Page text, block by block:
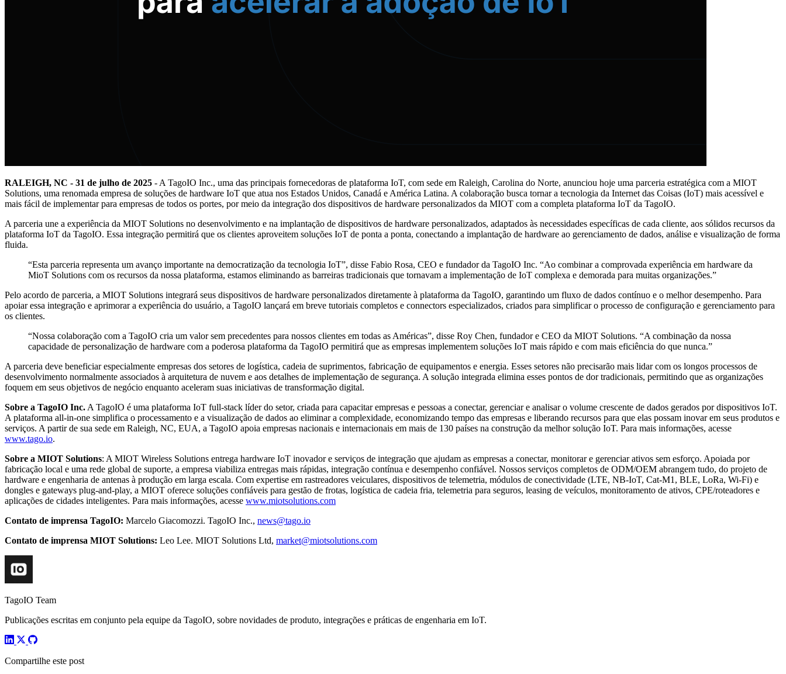
RALEIGH, NC - 31 de julho de 2025 - A TagoIO Inc., uma das principais fornecedoras de plataforma IoT, com sede em Raleigh, Carolina do Norte, anunciou hoje uma parceria estratégica com a MIOT
Solutions, uma renomada empresa de soluções de hardware IoT que atua nos Estados Unidos, Canadá e América Latina. A colaboração busca tornar a tecnologia da Internet das Coisas (IoT) mais acessível e
mais fácil de implementar para empresas de todos os portes, por meio da integração dos dispositivos de hardware personalizados da MIOT com a completa plataforma IoT da TagoIO.
A parceria une a experiência da MIOT Solutions no desenvolvimento e na implantação de dispositivos de hardware personalizados, adaptados às necessidades específicas de cada cliente, aos sólidos recursos da
plataforma IoT da TagoIO. Essa integração permitirá que os clientes aproveitem soluções IoT de ponta a ponta, conectando a implantação de hardware ao gerenciamento de dados, análise e visualização de forma
fluida.
“Esta parceria representa um avanço importante na democratização da tecnologia IoT”, disse Fabio Rosa, CEO e fundador da TagoIO Inc. “Ao combinar a comprovada experiência em hardware da
MioT Solutions com os recursos da nossa plataforma, estamos eliminando as barreiras tradicionais que tornavam a implementação de IoT complexa e demorada para muitas organizações.”
Pelo acordo de parceria, a MIOT Solutions integrará seus dispositivos de hardware personalizados diretamente à plataforma da TagoIO, garantindo um fluxo de dados contínuo e o melhor desempenho. Para
apoiar essa integração e aprimorar a experiência do usuário, a TagoIO lançará em breve tutoriais completos e connectors especializados, criados para simplificar o processo de configuração e gerenciamento para
os clientes.
“Nossa colaboração com a TagoIO cria um valor sem precedentes para nossos clientes em todas as Américas”, disse Roy Chen, fundador e CEO da MIOT Solutions. “A combinação da nossa
capacidade de personalização de hardware com a poderosa plataforma da TagoIO permitirá que as empresas implementem soluções IoT mais rápido e com mais eficiência do que nunca.”
A parceria deve beneficiar especialmente empresas dos setores de logística, cadeia de suprimentos, fabricação de equipamentos e energia. Esses setores não precisarão mais lidar com os longos processos de
desenvolvimento normalmente associados à arquitetura de nuvem e aos detalhes de implementação de segurança. A solução integrada elimina esses pontos de dor tradicionais, permitindo que as organizações
foquem em seus objetivos de negócio enquanto aceleram suas iniciativas de transformação digital.
Sobre a TagoIO Inc. A TagoIO é uma plataforma IoT full-stack líder do setor, criada para capacitar empresas e pessoas a conectar, gerenciar e analisar o volume crescente de dados gerados por dispositivos IoT.
A plataforma all-in-one simplifica o processamento e a visualização de dados ao eliminar a complexidade, economizando tempo das empresas e liberando recursos para que elas possam inovar em seus produtos e
serviços. A partir de sua sede em Raleigh, NC, EUA, a TagoIO apoia empresas nacionais e internacionais em mais de 130 países na construção da melhor solução IoT. Para mais informações, acesse
www.tago.io.
Sobre a MIOT Solutions: A MIOT Wireless Solutions entrega hardware IoT inovador e serviços de integração que ajudam as empresas a conectar, monitorar e gerenciar ativos sem esforço. Apoiada por
fabricação local e uma rede global de suporte, a empresa viabiliza entregas mais rápidas, integração contínua e desempenho confiável. Nossos serviços completos de ODM/OEM abrangem tudo, do projeto de
hardware e engenharia de antenas à produção em larga escala. Com expertise em rastreadores veiculares, dispositivos de telemetria, módulos de conectividade (LTE, NB-IoT, Cat-M1, BLE, LoRa, Wi-Fi) e
dongles e gateways plug-and-play, a MIOT oferece soluções confiáveis para gestão de frotas, logística de cadeia fria, telemetria para seguros, leasing de veículos, monitoramento de ativos, CPE/roteadores e
aplicações de cidades inteligentes. Para mais informações, acesse www.miotsolutions.com
Contato de imprensa TagoIO: Marcelo Giacomozzi. TagoIO Inc., news@tago.io
Contato de imprensa MIOT Solutions: Leo Lee. MIOT Solutions Ltd, market@miotsolutions.com
TagoIO Team
Publicações escritas em conjunto pela equipe da TagoIO, sobre novidades de produto, integrações e práticas de engenharia em IoT.
Compartilhe este post